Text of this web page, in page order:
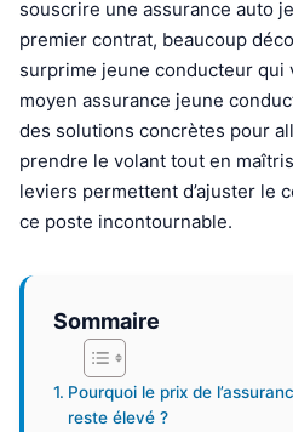
souscrire une assurance auto
premier contrat, beaucoup
surprime jeune conducteur
moyen assurance jeune
des solutions concrètes pour
prendre le volant tout en
leviers permettent d’ajuster le
ce poste incontournable.
Sommaire
Pourquoi le prix de
reste élevé ?